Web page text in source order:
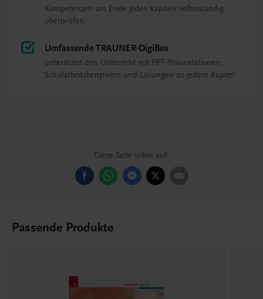
Kompetenzen am Ende jedes Kapitels selbstständig
überprüfen.
Umfassende TRAUNER-DigiBox
unterstützt den Unterricht mit PPT-Präsentationen,
Schularbeitsbeispielen und Lösungen zu jedem Kapitel.
Diese Seite teilen auf:
Passende Produkte